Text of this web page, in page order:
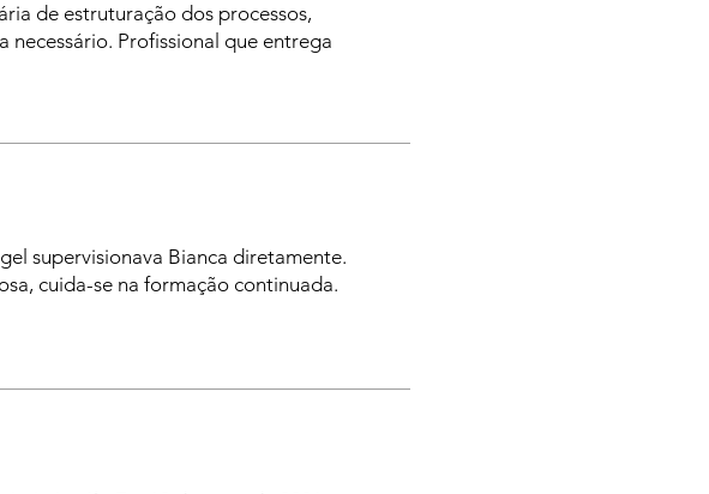
de estruturação dos processos,
necessário. Profissional que entrega
supervisionava Bianca diretamente.
cuida-se na formação continuada.